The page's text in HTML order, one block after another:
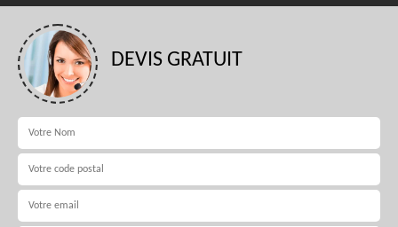
DEVIS GRATUIT